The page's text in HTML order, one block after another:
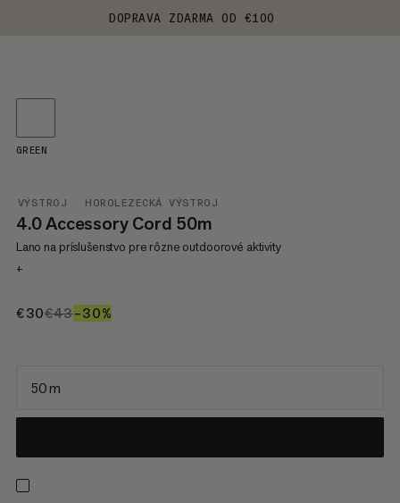
DOPRAVA ZDARMA OD €100
VÝSTROJ HOROLEZECKÁ VÝSTROJ
4.0 Accessory Cord 50m
Lano na príslušenstvo pre rôzne outdoorové aktivity
+
€30€30
€43€43
–30%
GREEN
50 m